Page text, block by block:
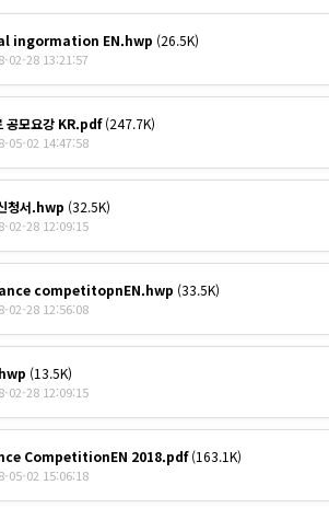
ingormation EN.hwp (26.5K)
02-28 13:21:57
공모요강 KR.pdf(247.7K)
05-02 14:47:58
청서.hwp (32.5K)
02-28 12:09:15
competitopnEN.hwp (33.5K)
02-28 12:56:08
(13.5K)
02-28 12:09:15
CompetitionEN 2018.pdf(163.1K)
05-02 15:06:18